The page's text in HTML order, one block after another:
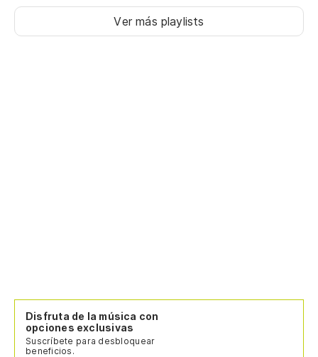
Ver más playlists
Disfruta de la música con
opciones exclusivas
Suscríbete para desbloquear
beneficios.